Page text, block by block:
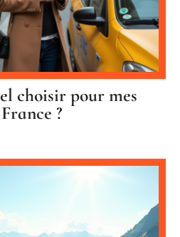
choisir pour mes
?